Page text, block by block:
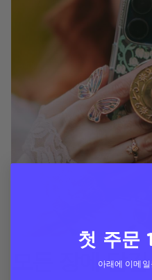
모든 장에 담
첫 주문
아래에 이메